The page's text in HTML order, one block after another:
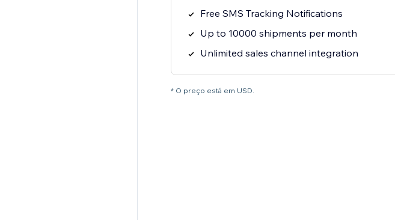
Free SMS Tracking Notifications
Up to 10000 shipments per month
Unlimited sales channel integration
* O preço está em USD.